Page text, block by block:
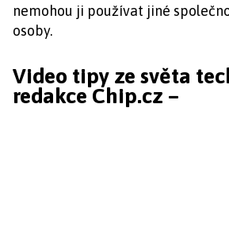
nemohou ji používat jiné
osoby.
Video tipy ze světa
redakce Chip.cz –